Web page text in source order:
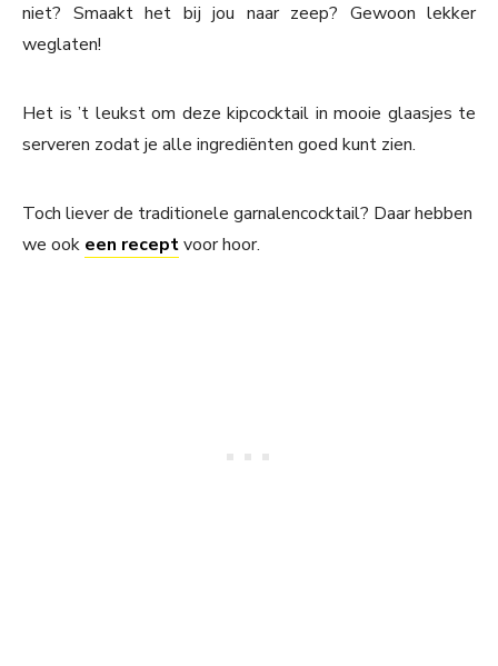
niet? Smaakt het bij jou naar zeep? Gewoon lekker
weglaten!
Het is ’t leukst om deze kipcocktail in mooie glaasjes te
serveren zodat je alle ingrediënten goed kunt zien.
Toch liever de traditionele garnalencocktail? Daar hebben
we ook een receptvoor hoor.